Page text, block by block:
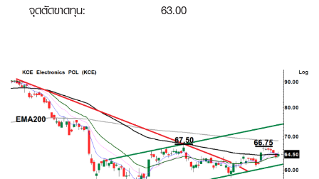
จุดตัดขาดทุน:
63.00